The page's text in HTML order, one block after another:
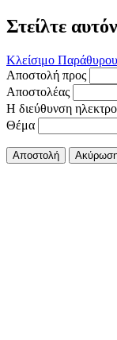
Στείλτε
Κλείσιμο Παράθυρου
Αποστολή προς
Αποστολέας
Η διεύθυνση
Θέμα
Αποστολή